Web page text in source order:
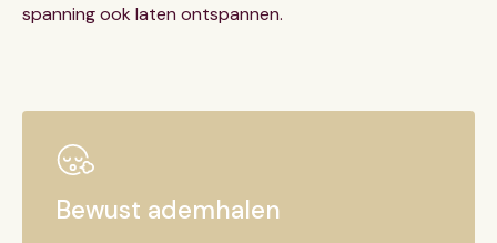
spanning ook laten ontspannen.
Bewust ademhalen